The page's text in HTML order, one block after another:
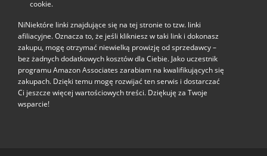
cookie.
NiNiektóre linki znajdujące się na tej stronie to tzw. linki
afiliacyjne. Oznacza to, że jeśli klikniesz w taki link i dokonasz
zakupu, mogę otrzymać niewielką prowizję od sprzedawcy –
bez żadnych dodatkowych kosztów dla Ciebie. Jako uczestnik
programu Amazon Associates zarabiam na kwalifikujących się
zakupach. Dzięki temu mogę rozwijać ten serwis i dostarczać
Ci jeszcze więcej wartościowych treści. Dziękuję za Twoje
wsparcie!